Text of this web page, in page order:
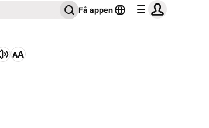
Få appen